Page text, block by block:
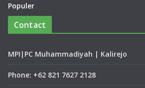
Populer
Contact
MPI|PC Muhammadiyah | Kalirejo
Phone: +62 821 7627 2128